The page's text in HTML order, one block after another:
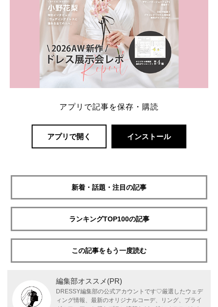
アプリで記事を保存・購読
アプリで開く インストール
新着・話題・注目の記事
ランキングTOP100の記事
この記事をもう一度読む
編集部オススメ(PR)
DRESSY編集部の公式アカウントです♡厳選したウェデ
ィング情報、最新のオリジナルコーデ、リング、ブライ